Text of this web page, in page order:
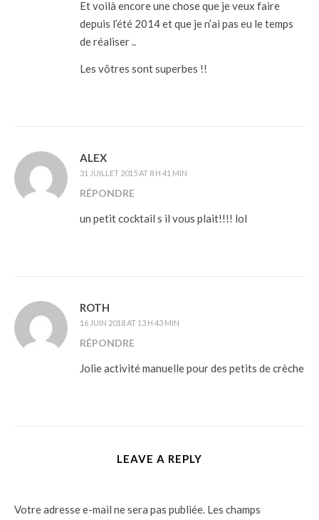
Et voilà encore une chose que je veux faire
depuis l’été 2014 et que je n’ai pas eu le temps
de réaliser ..
Les vôtres sont superbes !!
ALEX
31 JUILLET 2015 AT 8 H 41 MIN
RÉPONDRE
un petit cocktail s il vous plait!!!! lol
ROTH
16 JUIN 2018 AT 13 H 43 MIN
RÉPONDRE
Jolie activité manuelle pour des petits de crèche
LEAVE A REPLY
Votre adresse e-mail ne sera pas publiée. Les champs